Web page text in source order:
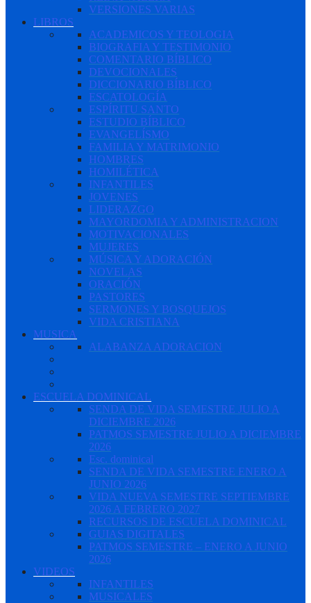
VERSIONES VARIAS
LIBROS
ACADEMICOS Y TEOLOGIA
BIOGRAFIA Y TESTIMONIO
COMENTARIO BÍBLICO
DEVOCIONALES
DICCIONARIO BÍBLICO
ESCATOLOGÍA
ESPÍRITU SANTO
ESTUDIO BÍBLICO
EVANGELÍSMO
FAMILIA Y MATRIMONIO
HOMBRES
HOMILÉTICA
INFANTILES
JOVENES
LIDERAZGO
MAYORDOMIA Y ADMINISTRACION
MOTIVACIONALES
MUJERES
MÚSICA Y ADORACIÓN
NOVELAS
ORACIÓN
PASTORES
SERMONES Y BOSQUEJOS
VIDA CRISTIANA
MUSICA
ALABANZA ADORACION
ESCUELA DOMINICAL
SENDA DE VIDA SEMESTRE JULIO A
DICIEMBRE 2026
PATMOS SEMESTRE JULIO A DICIEMBRE
2026
Esc. dominical
SENDA DE VIDA SEMESTRE ENERO A
JUNIO 2026
VIDA NUEVA SEMESTRE SEPTIEMBRE
2026 A FEBRERO 2027
RECURSOS DE ESCUELA DOMINICAL
GUIAS DIGITALES
PATMOS SEMESTRE – ENERO A JUNIO
2026
VIDEOS
INFANTILES
MUSICALES